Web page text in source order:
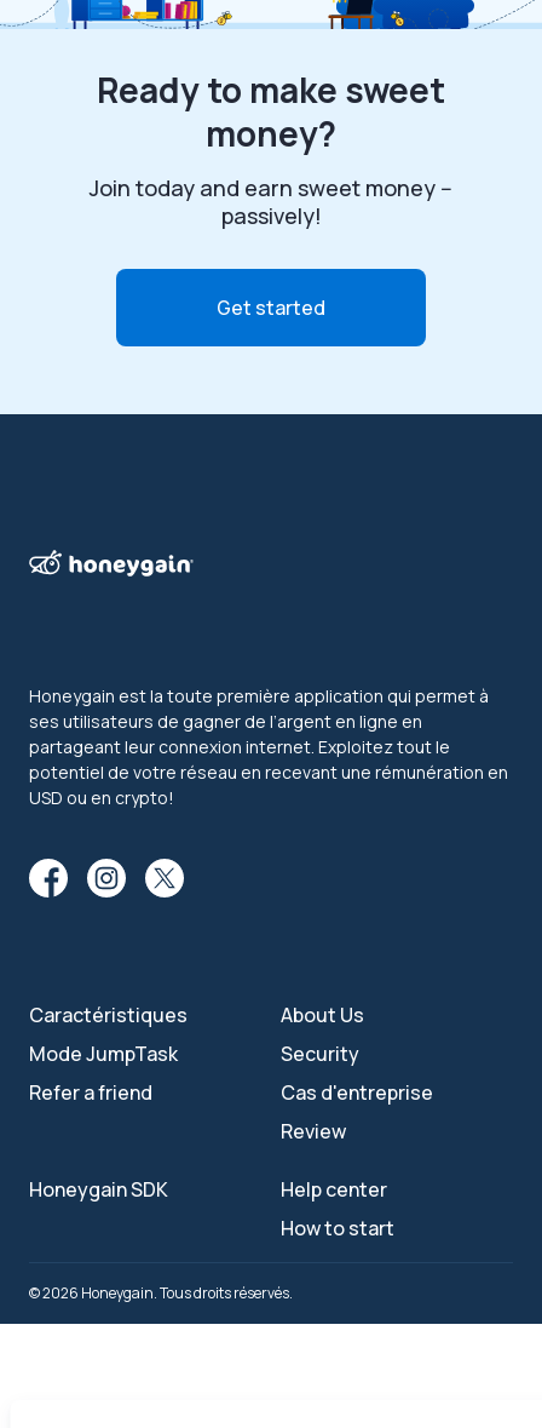
Ready to make sweet
money?
Join today and earn sweet money --
passively!
Get started
Honeygain est la toute première application qui permet à
ses utilisateurs de gagner de l’argent en ligne en
partageant leur connexion internet. Exploitez tout le
potentiel de votre réseau en recevant une rémunération en
USD ou en crypto!
Caractéristiques
Mode JumpTask
Refer a friend
About Us
Security
Cas d'entreprise
Review
Honeygain SDK
Help center
How to start
© 2026 Honeygain. Tous droits réservés.